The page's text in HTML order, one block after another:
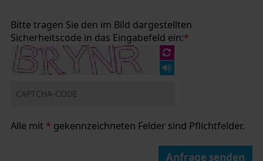
Bitte tragen Sie den im Bild dargestellten
Sicherheitscode in das Eingabefeld ein:*
Alle mit * gekennzeichneten Felder sind Pflichtfelder.
Anfrage senden